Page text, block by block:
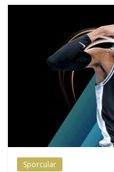
Sporcular